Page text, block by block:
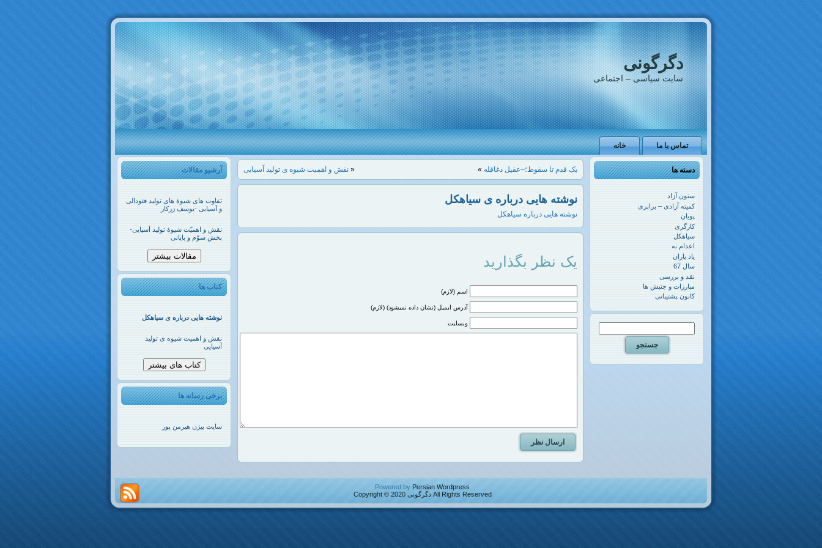
دگرگونی
سایت سیاسی – اجتماعی
خانه تماس با ما
آرشیو مقالات
تفاوت های شیوۀ های تولید فئودالی
و آسیایی -یوسف زرکار
نقش و اهمیّت شیوۀ تولید آسیایی-
بخش سوّم و پایانی
مقالات بیشتر
کتاب ها
نوشته هایی درباره ی سیاهکل
نقش و اهمیت شیوه ی تولید
آسیایی
کتاب های بیشتر
برخی رسانه ها
سایت بیژن هیرمن پور
« نقش و اهمیت شیوه ی تولید آسیایی یک قدم تا سقوط؛–عقیل دغاقله »
نوشته هایی درباره ی سیاهکل
نوشته هایی درباره سیاهکل
یک نظر بگذارید
اسم (لازم)
آدرس ایمیل (نشان داده نمیشود) (لازم)
وبسایت
دسته ها
ستون آزاد
کمیته آزادی – برابری
پویان
کارگری
سیاهکل
اعدام نه
یاد یاران
سال 67
نقد و بررسی
مبارزات و جنبش ها
کانون پشتیبانی
Powered by Persian Wordpress
All Rights Reserved دگرگونی Copyright © 2020